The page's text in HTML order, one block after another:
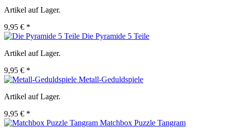
Artikel auf Lager.
9,95 € *
Die Pyramide 5 Teile
Artikel auf Lager.
9,95 € *
Metall-Geduldspiele
Artikel auf Lager.
9,95 € *
Matchbox Puzzle Tangram